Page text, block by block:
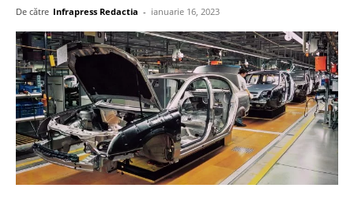
De către Infrapress Redactia - ianuarie 16, 2023